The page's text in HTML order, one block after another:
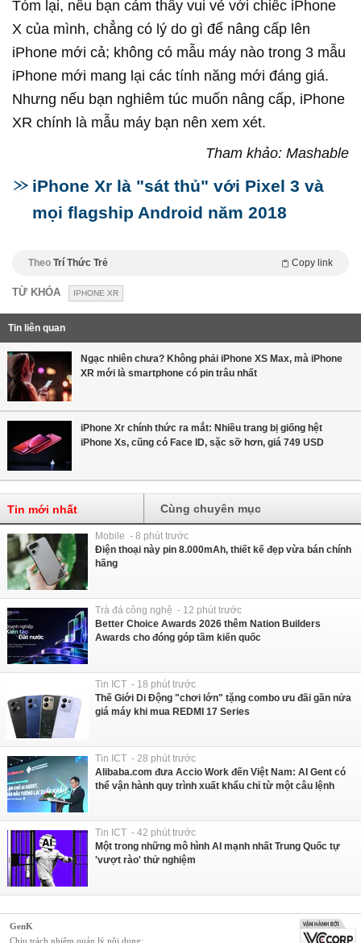
Tóm lại, nếu bạn cảm thấy vui vẻ với chiếc iPhone
X của mình, chẳng có lý do gì để nâng cấp lên
iPhone mới cả; không có mẫu máy nào trong 3 mẫu
iPhone mới mang lại các tính năng mới đáng giá.
Nhưng nếu bạn nghiêm túc muốn nâng cấp, iPhone
XR chính là mẫu máy bạn nên xem xét.
Tham khảo: Mashable
iPhone Xr là "sát thủ" với Pixel 3 và
mọi flagship Android năm 2018
Theo Trí Thức Trẻ Copy link
TỪ KHÓA IPHONE XR
Tin liên quan
Ngạc nhiên chưa? Không phải iPhone XS Max, mà iPhone
XR mới là smartphone có pin trâu nhất
iPhone Xr chính thức ra mắt: Nhiều trang bị giống hệt
iPhone Xs, cũng có Face ID, sặc sỡ hơn, giá 749 USD
Tin mới nhất Cùng chuyên mục
Mobile - 8 phút trước
Điện thoại này pin 8.000mAh, thiết kế đẹp vừa bán chính
hãng
Trà đá công nghệ - 12 phút trước
Better Choice Awards 2026 thêm Nation Builders
Awards cho đóng góp tầm kiến quốc
Tin ICT - 18 phút trước
Thế Giới Di Động "chơi lớn" tặng combo ưu đãi gần nửa
giá máy khi mua REDMI 17 Series
Tin ICT - 28 phút trước
Alibaba.com đưa Accio Work đến Việt Nam: AI Gent có
thể vận hành quy trình xuất khẩu chỉ từ một câu lệnh
Tin ICT - 42 phút trước
Một trong những mô hình AI mạnh nhất Trung Quốc tự
'vượt rào' thử nghiệm
GenK
Chịu trách nhiệm quản lý nội dung: